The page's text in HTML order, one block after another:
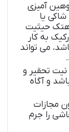
آمیزی
یا
هتک حیثیت
به کار
می تواند
تحقیر و
و آگاه
۶۰۸ قانون مجازات
را جرم